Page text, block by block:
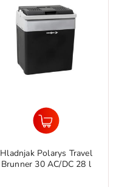
Hladnjak Polarys Travel
Brunner 30 AC/DC 28 l